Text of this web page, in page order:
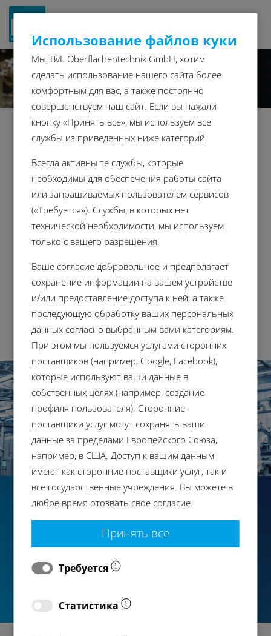
Ваш отраслевой специалист
Мы как один из ведущих поставщиков
промышленных систем очистки
специализируемся на индивидуальных
решениях. Мы знаем различные проблемы и
требования к очистке в таких отраслях, как
автомобильная и железнодорожная техника,
машиностроение, закалочное и литейное
производство и других.
High Purity
Когда деталям требуется абсолютная чистота —
удаление частиц до 0,5 мкм и отсутствие
молекулярных остатков — необходимы не только
технологии, но и понимание материалов,
Использование файлов куки
Мы, BvL Oberflächentechnik GmbH, хотим
сделать использование нашего сайта более
комфортным для вас, а также постоянно
совершенствуем наш сайт. Если вы нажали
кнопку «Принять все», мы используем все
службы из приведенных ниже категорий.
Всегда активны те службы, которые
необходимы для обеспечения работы сайта
или запрашиваемых пользователем сервисов
(«Требуется»). Службы, в которых нет
технической необходимости, мы используем
только с вашего разрешения.
Ваше согласие добровольное и предполагает
сохранение информации на вашем устройстве
и/или предоставление доступа к ней, а также
последующую обработку ваших персональных
данных согласно выбранным вами категориям.
При этом мы пользуемся услугами сторонних
поставщиков (например, Google, Facebook),
которые используют ваши данные в
собственных целях (например, создание
профиля пользователя). Сторонние
поставщики услуг могут сохранять ваши
данные за пределами Европейского Союза,
например, в США. Доступ к вашим данным
имеют как сторонние поставщики услуг, так и
все государственные учреждения. Вы можете в
любое время отозвать свое согласие.
Принять все
Требуется
Статистика